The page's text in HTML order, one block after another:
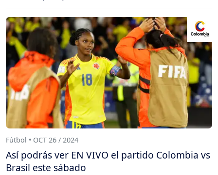
Fútbol • OCT 26 / 2024
Así podrás ver EN VIVO el partido Colombia vs
Brasil este sábado